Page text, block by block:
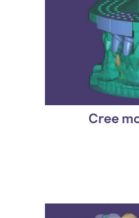
Cree
- Version
Model Creator